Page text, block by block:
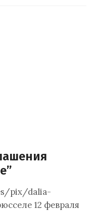
pix/dalia-
12 февраля